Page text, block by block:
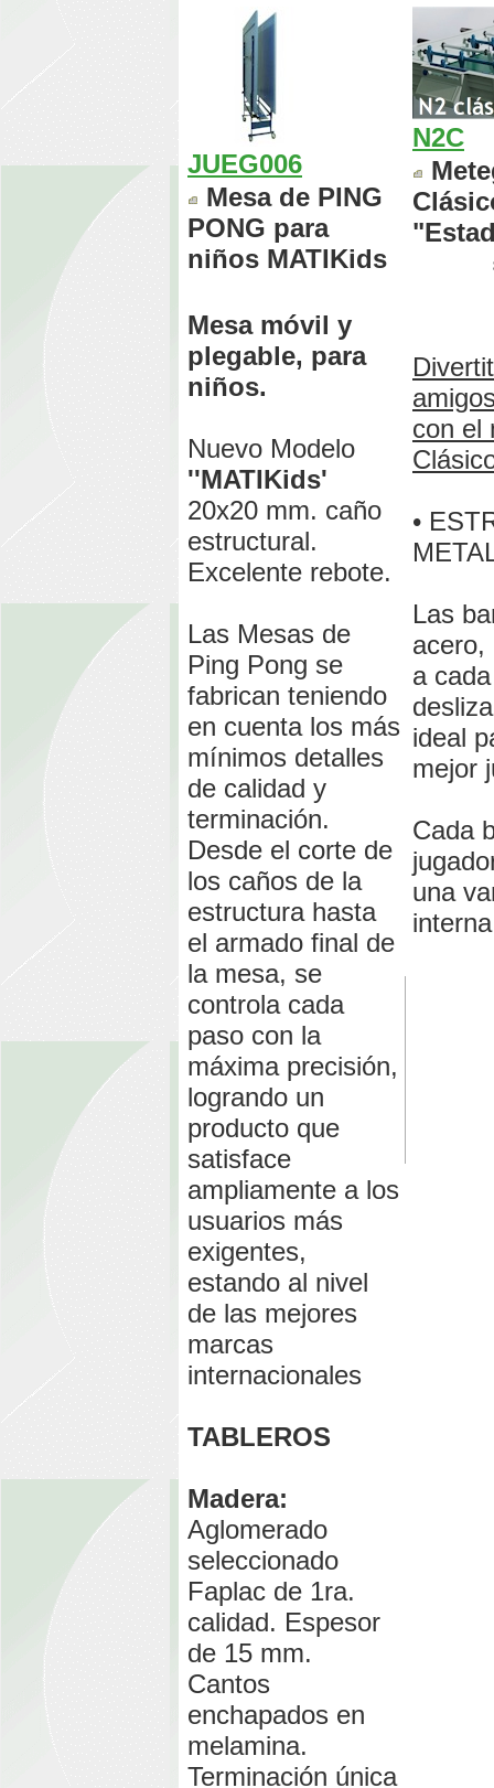
JUEG006
Mesa de PING
PONG para
niños MATIKids
Mesa móvil y
plegable, para
niños.
Nuevo Modelo
''MATIKids'
20x20 mm. caño
estructural.
Excelente rebote.
Las Mesas de
Ping Pong se
fabrican teniendo
en cuenta los más
mínimos detalles
de calidad y
terminación.
Desde el corte de
los caños de la
estructura hasta
el armado final de
la mesa, se
controla cada
paso con la
máxima precisión,
logrando un
producto que
satisface
ampliamente a los
usuarios más
exigentes,
estando al nivel
de las mejores
marcas
internacionales
TABLEROS
Madera:
Aglomerado
seleccionado
Faplac de 1ra.
calidad. Espesor
de 15 mm.
Cantos
enchapados en
melamina.
Terminación única
N2C
con el
•
Las
acero,
a
ideal
mejor
Cada
una